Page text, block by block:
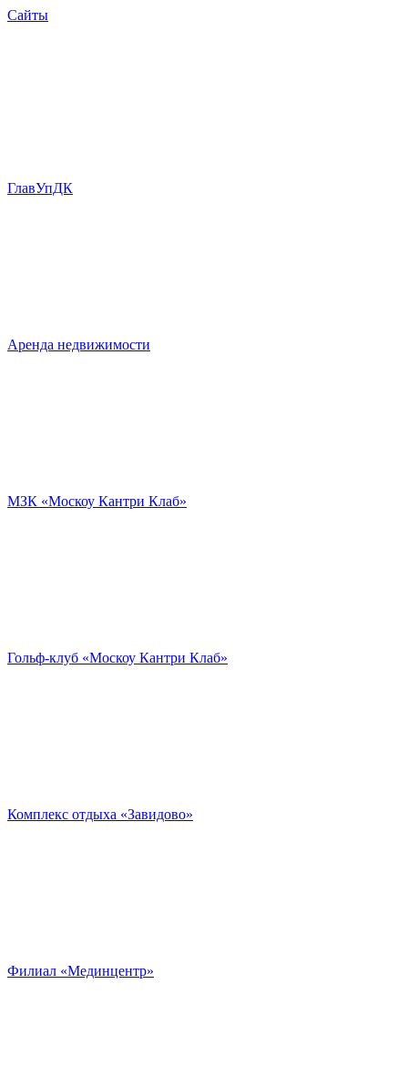
Сайты
ГлавУпДК
Аренда недвижимости
МЗК «Москоу Кантри Клаб»
Гольф-клуб «Москоу Кантри Клаб»
Комплекс отдыха «Завидово»
Филиал «Мединцентр»